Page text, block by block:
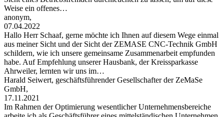
Weise ein offenes…
anonym,
07.04.2022
Hallo Herr Schaaf, gerne möchte ich Ihnen auf diesem Wege einmal
aus meiner Sicht und der Sicht der ZEMASE CNC-Technik GmbH
schildern, wie ich unsere gemeinsame Zusammenarbeit empfunden
habe. Auf Empfehlung unserer Hausbank, der Kreissparkasse
Ahrweiler, lernten wir uns im…
Harald Seiwert, geschäftsführender Gesellschafter der ZeMaSe
GmbH,
17.11.2021
Im Rahmen der Optimierung wesentlicher Unternehmensbereiche